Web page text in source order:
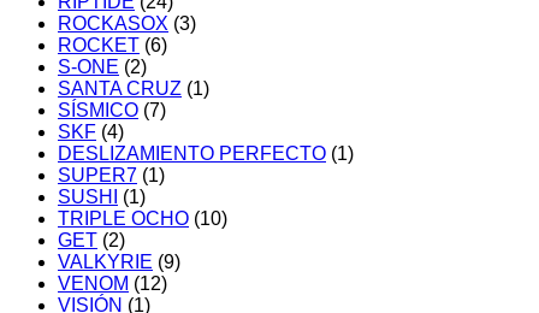
ROCKASOX (3)
ROCKET (6)
S-ONE (2)
SANTA CRUZ (1)
SÍSMICO (7)
SKF (4)
DESLIZAMIENTO PERFECTO (1)
SUPER7 (1)
SUSHI
(1)
TRIPLE OCHO (10)
GET (2)
VALKYRIE (9)
VENOM (12)
VISIÓN (1)